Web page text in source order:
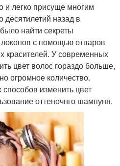
легко присуще многим
назад в
найти секреты
с помощью отваров
красителей. У современных
цвет волос гораздо больше,
огромное количество.
изменить цвет
оттеночнго шампуня.